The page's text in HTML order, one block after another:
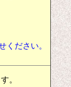
ください。
。